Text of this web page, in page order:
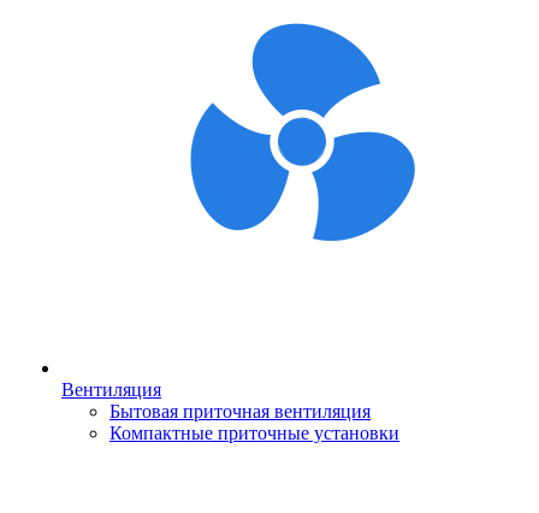
Вентиляция
Бытовая приточная вентиляция
Компактные приточные установки